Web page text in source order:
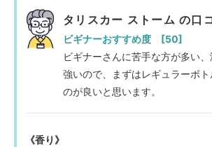
タリスカー ストーム の口
ビギナーおすすめ度 [50]
ビギナーさんに苦手な方が多い
強いので、まずはレギュラーボ
のが良いと思います。
《香り》